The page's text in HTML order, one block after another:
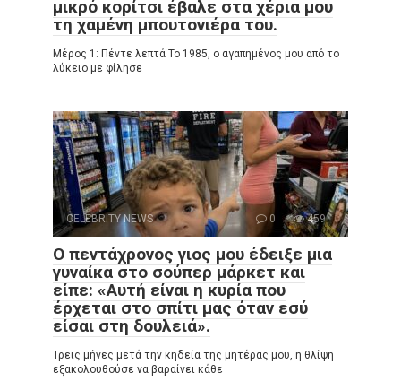
μικρό κορίτσι έβαλε στα χέρια μου
τη χαμένη μπουτονιέρα του.
Μέρος 1: Πέντε λεπτά Το 1985, ο αγαπημένος μου από το
λύκειο με φίλησε
CELEBRITY NEWS 0 459
Ο πεντάχρονος γιος μου έδειξε μια
γυναίκα στο σούπερ μάρκετ και
είπε: «Αυτή είναι η κυρία που
έρχεται στο σπίτι μας όταν εσύ
είσαι στη δουλειά».
Τρεις μήνες μετά την κηδεία της μητέρας μου, η θλίψη
εξακολουθούσε να βαραίνει κάθε